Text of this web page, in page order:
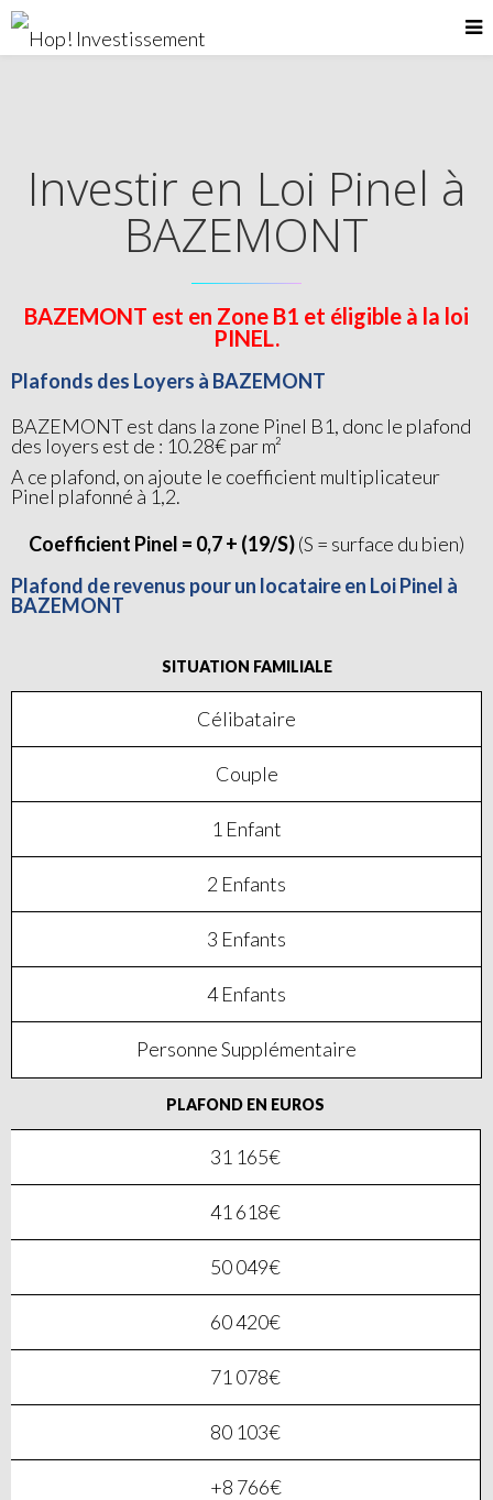
Investir en Loi Pinel à
BAZEMONT
BAZEMONT est en Zone B1 et éligible à la loi
PINEL.
Plafonds des Loyers à BAZEMONT
BAZEMONT est dans la zone Pinel B1, donc le plafond
des loyers est de : 10.28€ par m²
A ce plafond, on ajoute le coefficient multiplicateur
Pinel plafonné à 1,2.
Coefficient Pinel = 0,7 + (19/S)(S = surface du bien)
Plafond de revenus pour un locataire en Loi Pinel à
BAZEMONT
SITUATION FAMILIALE
Célibataire
Couple
1 Enfant
2 Enfants
3 Enfants
4 Enfants
Personne Supplémentaire
PLAFOND EN EUROS
31 165€
41 618€
50 049€
60 420€
71 078€
80 103€
+8 766€